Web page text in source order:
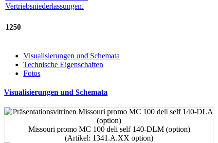
1250
Visualisierungen und Schemata
Technische Eigenschaften
Fotos
Visualisierungen und Schemata
Missouri promo MC 100 deli self 140-DLM (option)
(Artikel: 1341.A.ХХ option)